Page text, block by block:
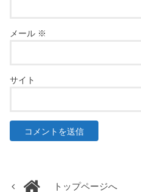
メール ※
サイト
トップページへ